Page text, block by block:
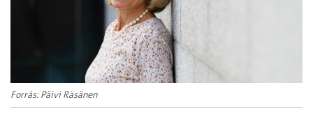
Forrás: Päivi Räsänen